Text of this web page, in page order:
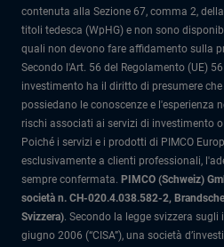
contenuta alla Sezione 67, comma 2,
titoli tedesca (WpHG) e non sono
quali non devono fare affidamento sulla
Secondo l'Art. 56 del Regolamento (UE)
investimento ha il diritto di presumere
possiedano le conoscenze e l'esperienza
rischi associati ai servizi di investimento
Poiché i servizi e i prodotti di PIMCO
esclusivamente a clienti professionali,
sempre confermata. PIMCO (Schweiz)
società n. CH-020.4.038.582-2,
Svizzera). Secondo la legge svizzera
giugno 2006 (“CISA”), una società